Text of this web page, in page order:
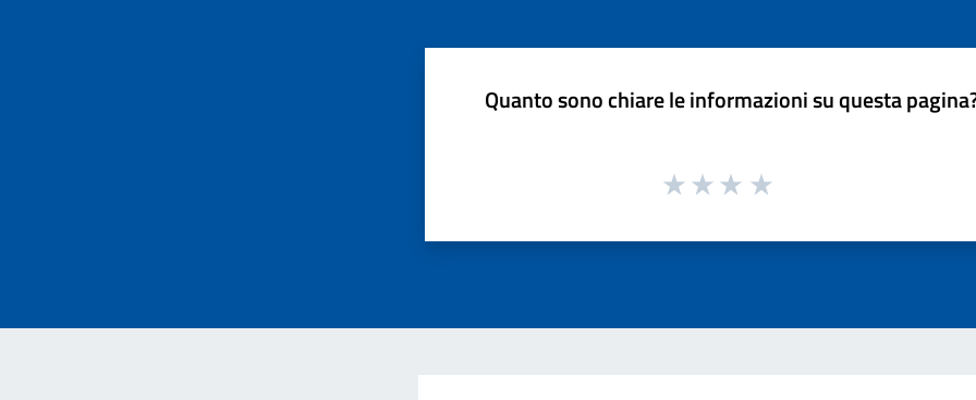
Quanto sono chiare le informazioni su questa